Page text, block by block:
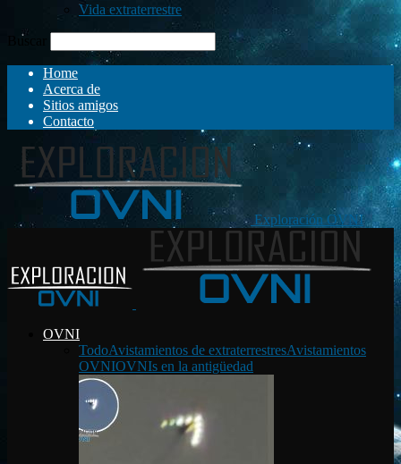
Vida extraterrestre
Buscar
Home
Acerca de
Sitios amigos
Contacto
Exploración OVNI
OVNI
TodoAvistamientos de extraterrestresAvistamientos
OVNIOVNIs en la antigüedad